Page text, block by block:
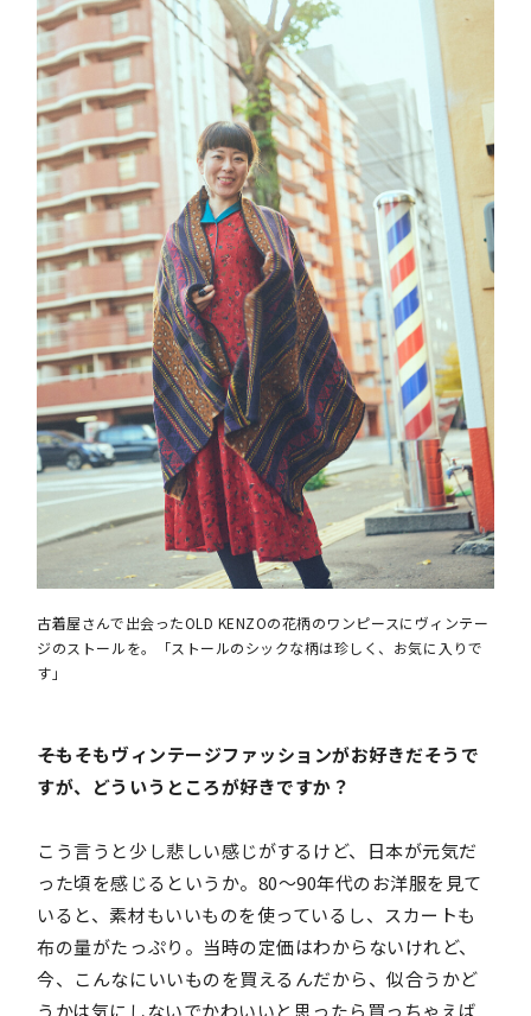
古着屋さんで出会ったOLD KENZOの花柄のワンピースにヴィンテー
ジのストールを。「ストールのシックな柄は珍しく、お気に入りで
す」
――そもそもヴィンテージファッションがお好きだそうで
すが、どういうところが好きですか？
こう言うと少し悲しい感じがするけど、日本が元気だ
った頃を感じるというか。80〜90年代のお洋服を見て
いると、素材もいいものを使っているし、スカートも
布の量がたっぷり。当時の定価はわからないけれど、
今、こんなにいいものを買えるんだから、似合うかど
うかは気にしないでかわいいと思ったら買っちゃえば